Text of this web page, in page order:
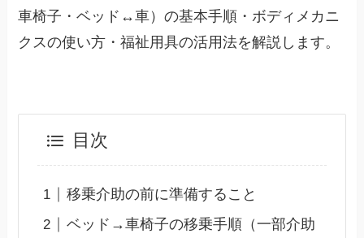
車椅子・ベッド↔車）の基本手順・ボディメカニ
クスの使い方・福祉用具の活用法を解説します。
目次
移乗介助の前に準備すること
ベッド→車椅子の移乗手順（一部介助